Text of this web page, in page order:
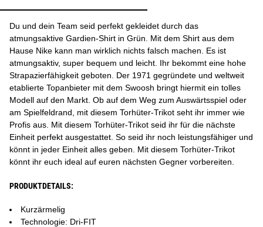
Du und dein Team seid perfekt gekleidet durch das
atmungsaktive Gardien-Shirt in Grün. Mit dem Shirt aus dem
Hause Nike kann man wirklich nichts falsch machen. Es ist
atmungsaktiv, super bequem und leicht. Ihr bekommt eine hohe
Strapazierfähigkeit geboten. Der 1971 gegründete und weltweit
etablierte Topanbieter mit dem Swoosh bringt hiermit ein tolles
Modell auf den Markt. Ob auf dem Weg zum Auswärtsspiel oder
am Spielfeldrand, mit diesem Torhüter-Trikot seht ihr immer wie
Profis aus. Mit diesem Torhüter-Trikot seid ihr für die nächste
Einheit perfekt ausgestattet. So seid ihr noch leistungsfähiger und
könnt in jeder Einheit alles geben. Mit diesem Torhüter-Trikot
könnt ihr euch ideal auf euren nächsten Gegner vorbereiten.
PRODUKTDETAILS:
Kurzärmelig
Technologie: Dri-FIT